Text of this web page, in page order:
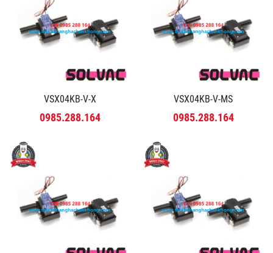
VSX04KB-V-X
0985.288.164
VSX04KB-V-MS
0985.288.164